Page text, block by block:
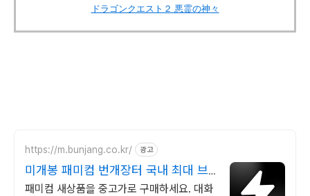
ドラゴンクエスト２ 悪霊の神々
https://m.bunjang.co.kr/ 광고
미개봉 패미컴 번개장터 국내 최대 브
랜드 중고거래
패미컴 새상품을 중고가로 구매하세요. 대화